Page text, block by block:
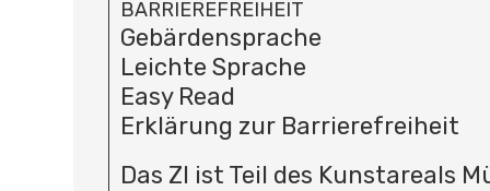
BARRIEREFREIHEIT
Gebärdensprache
Leichte Sprache
Easy Read
Erklärung zur Barrierefreiheit
Das ZI ist Teil des Kunstareals